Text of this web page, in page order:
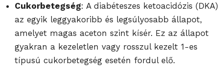
Cukorbetegség: A diabéteszes ketoacidózis (DKA)
az egyik leggyakoribb és legsúlyosabb állapot,
amelyet magas aceton szint kísér. Ez az állapot
gyakran a kezeletlen vagy rosszul kezelt 1-es
típusú cukorbetegség esetén fordul elő.